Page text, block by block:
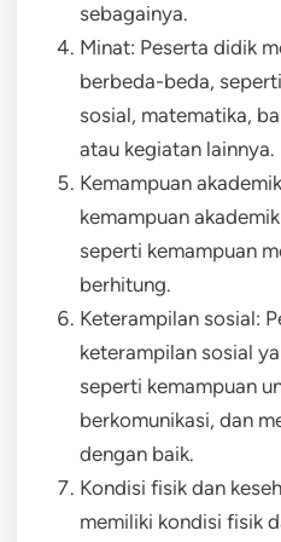
sebagainya.
Minat: Peserta didik
berbeda-beda,
sosial, matematika,
atau kegiatan lainnya.
Kemampuan
kemampuan
seperti kemampuan
berhitung.
Keterampilan sosial:
keterampilan sosial
seperti kemampuan
berkomunikasi, dan
dengan baik.
Kondisi fisik dan
memiliki kondisi fisik